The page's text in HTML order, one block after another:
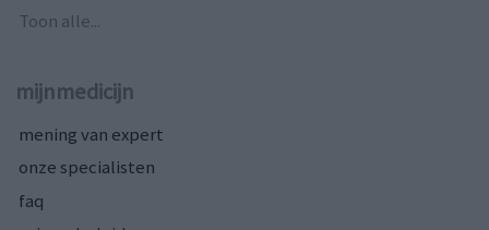
Toon alle...
mijnmedicijn
mening van expert
onze specialisten
faq